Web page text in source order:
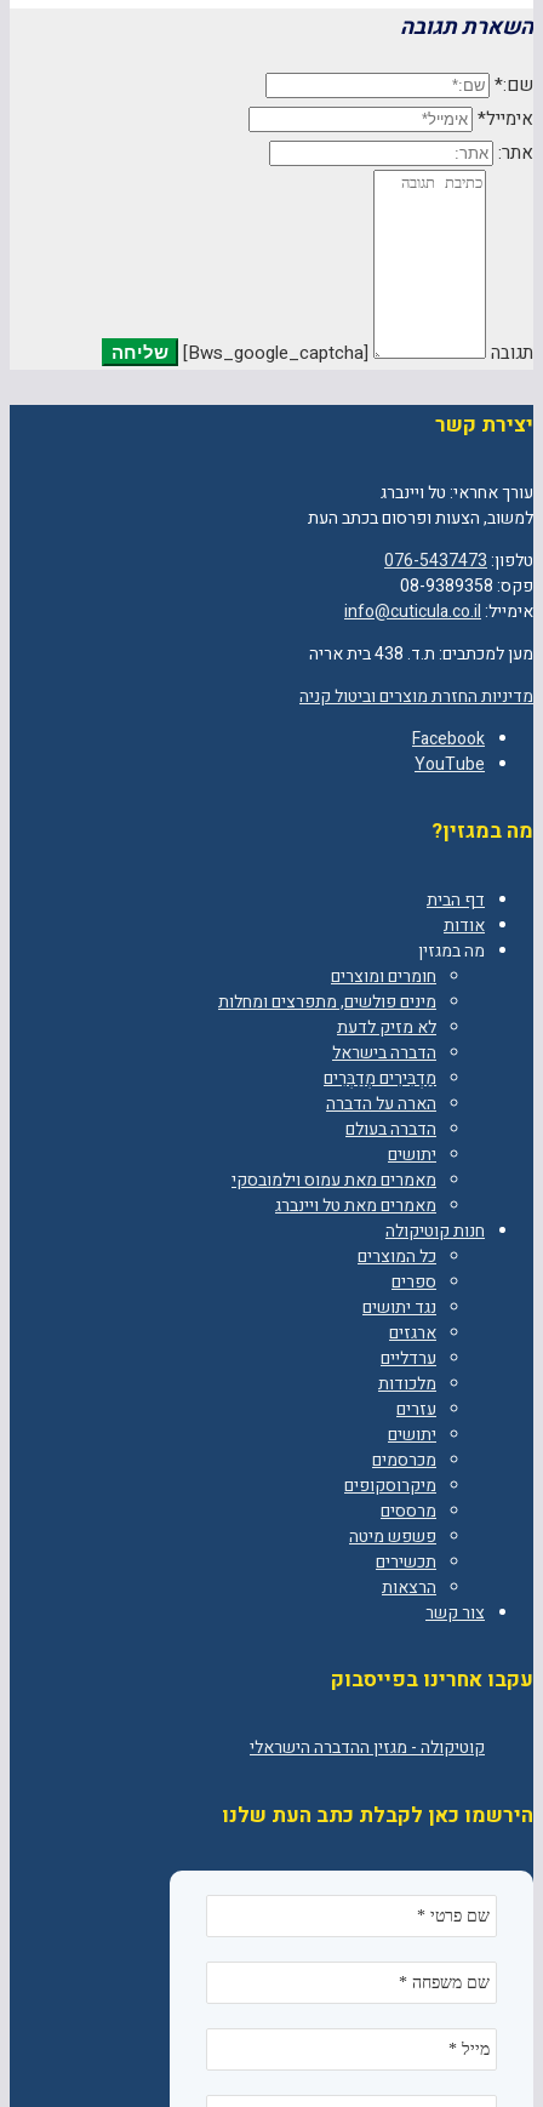
השארת תגובה
שם:*
אימייל*
אתר:
תגובה [bws_google_captcha]
יצירת קשר
עורך אחראי: טל ויינברג
למשוב, הצעות ופרסום בכתב העת
טלפון:076-5437473
פקס: 08-9389358
אימייל:info@cuticula.co.il
מען למכתבים: ת.ד. 438 בית אריה
מדיניות החזרת מוצרים וביטול קניה
Facebook
YouTube
מה במגזין?
דף הבית
אודות
מה במגזין
חומרים ומוצרים
מינים פולשים, מתפרצים ומחלות
לא מזיק לדעת
הדברה בישראל
מַדְבִּירִים מְדַבְּרִים
הארה על הדברה
הדברה בעולם
יתושים
מאמרים מאת עמוס וילמובסקי
מאמרים מאת טל ויינברג
חנות קוטיקולה
כל המוצרים
ספרים
נגד יתושים
ארגזים
ערדליים
מלכודות
עזרים
יתושים
מכרסמים
מיקרוסקופים
מרססים
פשפש מיטה
תכשירים
הרצאות
צור קשר
עקבו אחרינו בפייסבוק
הירשמו כאן לקבלת כתב העת שלנו